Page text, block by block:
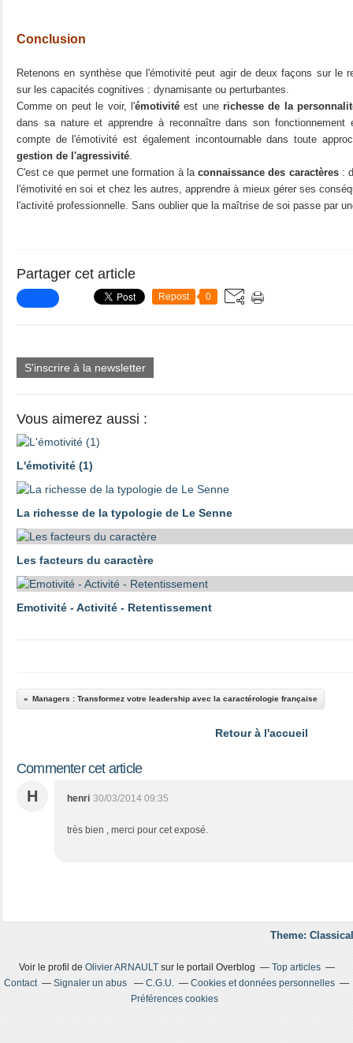
Conclusion
Retenons en synthèse que l'émotivité peut agir de deux façons sur le
sur les capacités cognitives : dynamisante ou perturbantes.
Comme on peut le voir, l'émotivitéest une richesse de la
dans sa nature et apprendre à reconnaître dans son
compte de l'émotivité est également incontournable dans toute
gestion de l'agressivité.
C'est ce que permet une formation à la connaissance des caractères:
l'émotivité en soi et chez les autres, apprendre à mieux gérer ses
l'activité professionnelle. Sans oublier que la maîtrise de soi passe par
Partager cet article
Repost 0
S'inscrire à la newsletter
Vous aimerez aussi :
L'émotivité (1)
La richesse de la typologie de Le Senne
Les facteurs du caractère
Emotivité - Activité - Retentissement
Managers : Transformez votre leadership avec la caractérologie française
Retour à l'accueil
Commenter cet article
H henri 30/03/2014 09:35
très bien , merci pour cet exposé.
Theme:
Voir le profil de Olivier ARNAULTsur le portail Overblog
Top articles
Contact
Signaler un abus C.G.U.
Cookies et données personnelles
Préférences cookies